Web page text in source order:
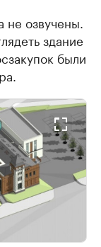
озвучены.
здание
были